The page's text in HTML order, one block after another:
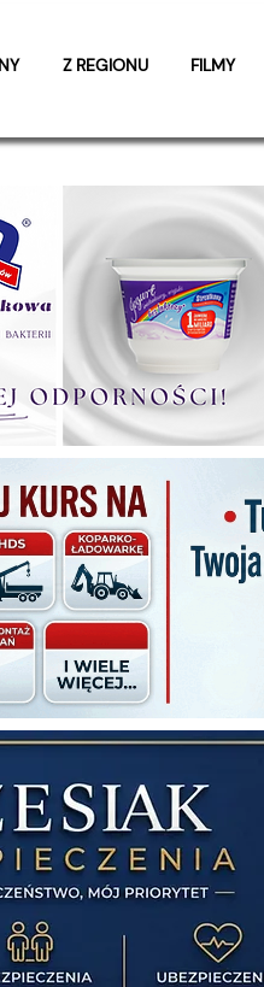
Z REGIONU FILMY